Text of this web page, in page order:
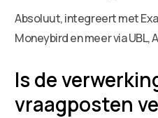
Absoluut, integreert met
Moneybird en meer via UBL,
Is de
vraagposten